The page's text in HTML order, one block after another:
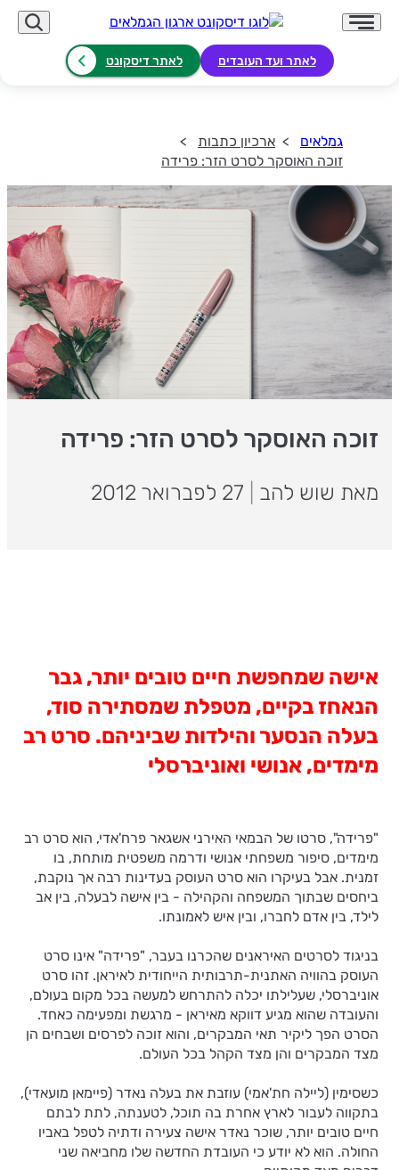
לאתר ועד העובדים לאתר דיסקונט
גמלאים
ארכיון כתבות
זוכה האוסקר לסרט הזר: פרידה
זוכה האוסקר לסרט הזר: פרידה
מאת שוש להב
אישה שמחפשת חיים טובים יותר, גבר
הנאחז בקיים, מטפלת שמסתירה סוד,
בעלה הנסער והילדות שביניהם. סרט רב
מימדים, אנושי ואוניברסלי
"פרידה", סרטו של הבמאי האירני אשגאר פרח'אדי, הוא סרט רב
מימדים, סיפור משפחתי אנושי ודרמה משפטית מותחת, בו
זמנית. אבל בעיקרו הוא סרט העוסק בעדינות רבה אך נוקבת,
ביחסים שבתוך המשפחה והקהילה - בין אישה לבעלה, בין אב
לילד, בין אדם לחברו, ובין איש לאמונתו.
בניגוד לסרטים האיראנים שהכרנו בעבר, "פרידה" אינו סרט
העוסק בהוויה האתנית-תרבותית הייחודית לאיראן. זהו סרט
אוניברסלי, שעלילתו יכלה להתרחש למעשה בכל מקום בעולם,
והעובדה שהוא מגיע דווקא מאיראן - מרגשת ומפעימה כאחד.
הסרט הפך ליקיר תאי המבקרים, והוא זוכה לפרסים ושבחים הן
מצד המבקרים והן מצד הקהל בכל העולם.
כשסימין (ליילה חת'אמי) עוזבת את בעלה נאדר (פיימאן מועאדי),
בתקווה לעבור לארץ אחרת בה תוכל, לטענתה, לתת לבתם
חיים טובים יותר, שוכר נאדר אישה צעירה ודתיה לטפל באביו
החולה. הוא לא יודע כי העובדת החדשה שלו מחביאה שני